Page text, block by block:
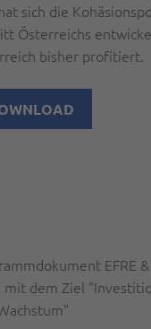
sich die
Österreichs
bisher profitiert.
EFRE
mit dem Ziel